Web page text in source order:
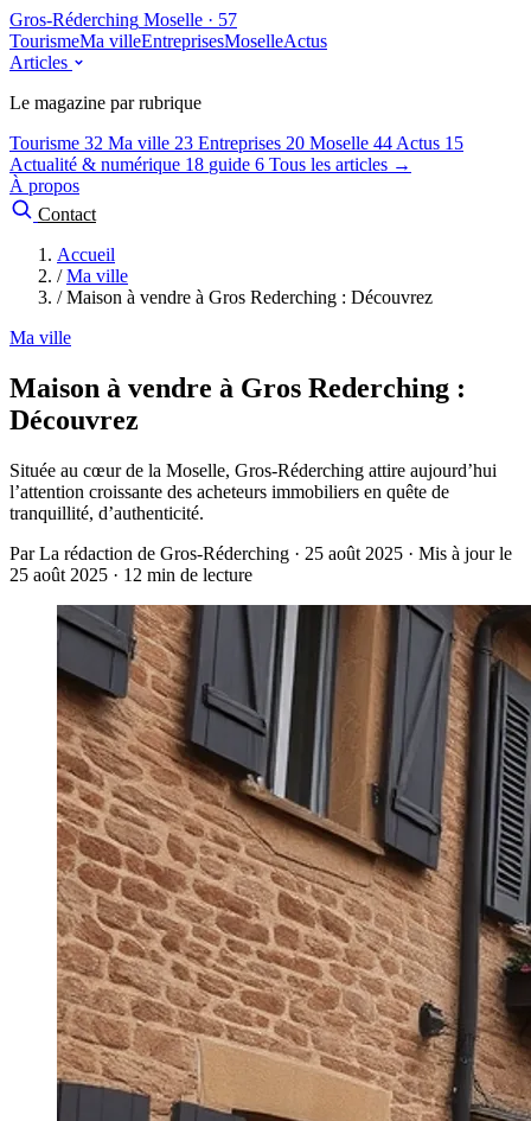
Gros-Réderching Moselle · 57
TourismeMa villeEntreprisesMoselleActus
Articles
Le magazine par rubrique
Tourisme 32 Ma ville 23 Entreprises 20 Moselle 44 Actus 15
Actualité & numérique 18 guide 6 Tous les articles →
À propos
Contact
Accueil
/ Ma ville
/ Maison à vendre à Gros Rederching : Découvrez
Ma ville
Maison à vendre à Gros Rederching :
Découvrez
Située au cœur de la Moselle, Gros-Réderching attire aujourd’hui
l’attention croissante des acheteurs immobiliers en quête de
tranquillité, d’authenticité.
Par La rédaction de Gros-Réderching · 25 août 2025 · Mis à jour le
25 août 2025 · 12 min de lecture